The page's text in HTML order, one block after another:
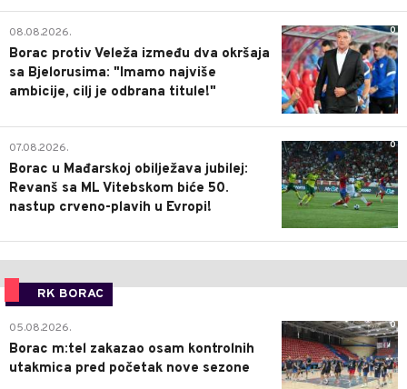
0
08.08.2026.
Borac protiv Veleža između dva okršaja
sa Bjelorusima: "Imamo najviše
ambicije, cilj je odbrana titule!"
0
07.08.2026.
Borac u Mađarskoj obilježava jubilej:
Revanš sa ML Vitebskom biće 50.
nastup crveno-plavih u Evropi!
RK BORAC
0
05.08.2026.
Borac m:tel zakazao osam kontrolnih
utakmica pred početak nove sezone